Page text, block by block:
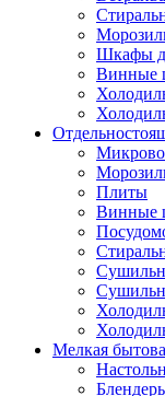
Шкафы
Винные
Плиты
Винные
Мелкая